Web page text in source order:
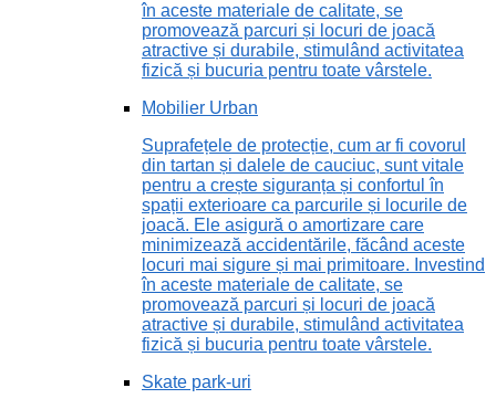
în aceste materiale de calitate, se
promovează parcuri și locuri de joacă
atractive și durabile, stimulând activitatea
fizică și bucuria pentru toate vârstele.
Mobilier Urban
Suprafețele de protecție, cum ar fi covorul
din tartan și dalele de cauciuc, sunt vitale
pentru a crește siguranța și confortul în
spații exterioare ca parcurile și locurile de
joacă. Ele asigură o amortizare care
minimizează accidentările, făcând aceste
locuri mai sigure și mai primitoare. Investind
în aceste materiale de calitate, se
promovează parcuri și locuri de joacă
atractive și durabile, stimulând activitatea
fizică și bucuria pentru toate vârstele.
Skate park-uri